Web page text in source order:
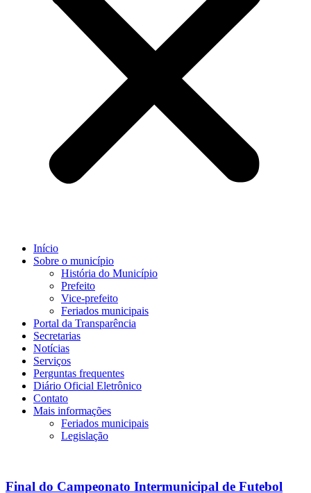
Início
Sobre o município
História do Município
Prefeito
Vice-prefeito
Feriados municipais
Portal da Transparência
Secretarias
Notícias
Serviços
Perguntas frequentes
Diário Oficial Eletrônico
Contato
Mais informações
Feriados municipais
Legislação
Final do Campeonato Intermunicipal de Futebol